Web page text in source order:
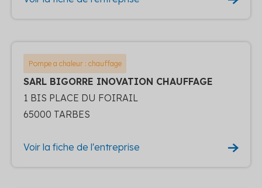
Pompe a chaleur : chauffage
SARL BIGORRE INOVATION CHAUFFAGE
1 BIS PLACE DU FOIRAIL
65000 TARBES
Voir la fiche de l'entreprise